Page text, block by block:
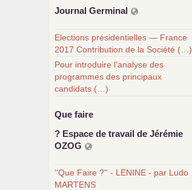
Journal Germinal
Elections présidentielles — France
2017 Contribution de la Société (…)
Pour introduire l’analyse des
programmes des principaux
candidats (…)
Que faire
? Espace de travail de Jérémie
OZOG
''Que Faire ?'' - LENINE - par Ludo
MARTENS